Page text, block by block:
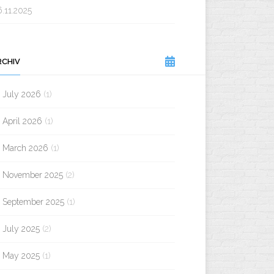
July 2026 (1)
April 2026 (1)
March 2026 (1)
November 2025 (2)
September 2025 (1)
July 2025 (2)
May 2025 (1)